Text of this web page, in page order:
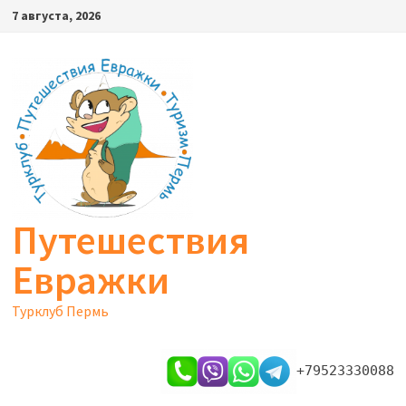
Перейти
содержимому
7 августа, 2026
Путешествия
Евражки
Турклуб Пермь
+79523330088